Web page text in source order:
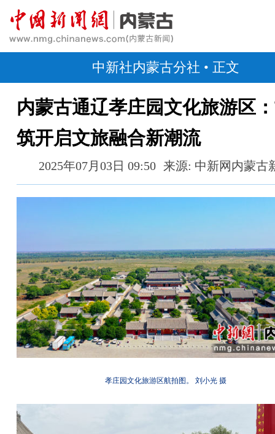
中新社内蒙古分社 • 正文
内蒙古通辽孝庄园文化旅游区
筑开启文旅融合新潮流
2025年07月03日 09:50 来源: 中新网内蒙古
孝庄园文化旅游区航拍图。 刘小光 摄